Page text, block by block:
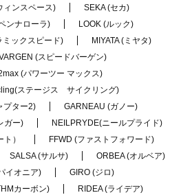
ィンスペース)
SEKA (セカ)
ンナローラ)
LOOK (ルック)
ックスピード)
MIYATA (ミヤタ)
(スピードバーゲン)
(パワーツー マックス)
ステージス サイクリング)
プター2)
GARNEAU (ガノー)
ガー)
NEILPRYDE(ニールプライド)
）
FFWD (ファストフォワード)
SALSA (サルサ)
ORBEA (オルベア)
イオニア)
GIRO (ジロ)
カーボン)
RIDEA (ライデア)